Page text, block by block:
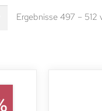
Ergebnisse 497 –